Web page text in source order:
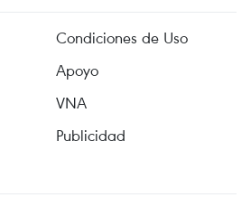
Condiciones de Uso
Apoyo
VNA
Publicidad